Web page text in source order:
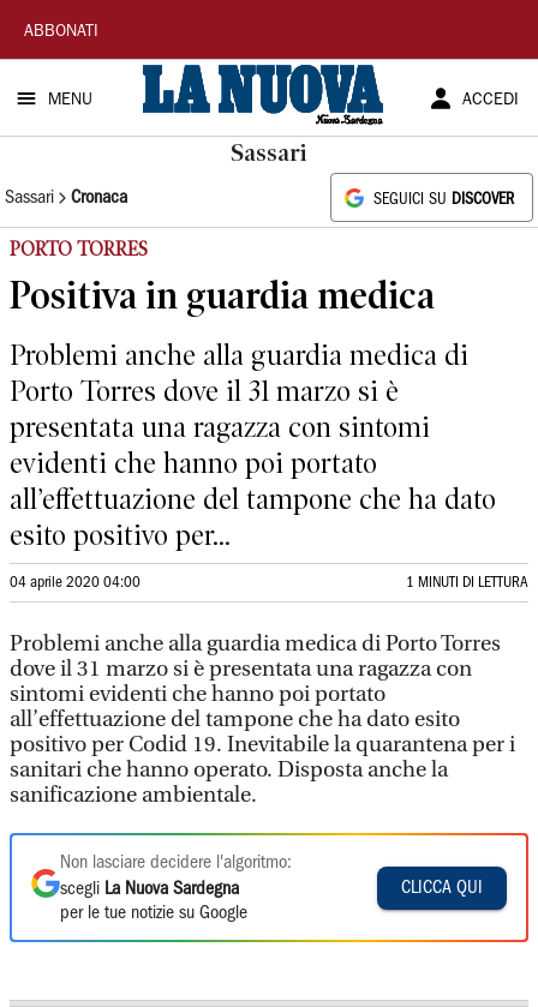
La
Nuova
Sardegna
ABBONATI
MENU ACCEDI
Sassari
Sassari Cronaca SEGUICI SU DISCOVER
PORTO TORRES
Positiva in guardia medica
Problemi anche alla guardia medica di
Porto Torres dove il 31 marzo si è
presentata una ragazza con sintomi
evidenti che hanno poi portato
all’effettuazione del tampone che ha dato
esito positivo per...
04 aprile 2020 04:00 1 MINUTI DI LETTURA
Problemi anche alla guardia medica di Porto Torres
dove il 31 marzo si è presentata una ragazza con
sintomi evidenti che hanno poi portato
all’effettuazione del tampone che ha dato esito
positivo per Codid 19. Inevitabile la quarantena per i
sanitari che hanno operato. Disposta anche la
sanificazione ambientale.
Non lasciare decidere l'algoritmo:
scegli La Nuova Sardegna
per le tue notizie su Google
CLICCA QUI